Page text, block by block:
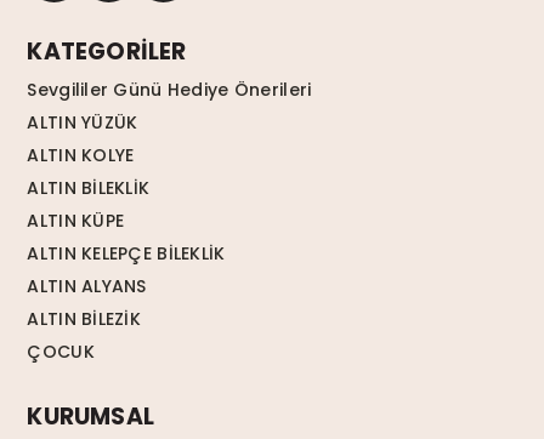
KATEGORİLER
Sevgililer Günü Hediye Önerileri
ALTIN YÜZÜK
ALTIN KOLYE
ALTIN BİLEKLİK
ALTIN KÜPE
ALTIN KELEPÇE BİLEKLİK
ALTIN ALYANS
ALTIN BİLEZİK
ÇOCUK
KURUMSAL